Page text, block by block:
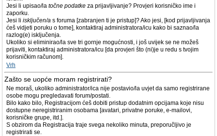
Jesi li upisao/la točne podatke za prijavljivanje? Provjeri korisničko ime i
zaporku.
Jesi li isključen/a s foruma [zabranjen ti je pristup]? Ako jesi, [kod prijavljivanja
ćeš vidjeti poruku o tome], kontaktiraj administratora/icu kako bi saznao/la
razlog(e) isključenja.
Ukoliko si eliminirao/la sve tri gornje mogućnosti, i još uvijek se ne možeš
prijaviti, kontaktiraj administratora/icu [da provjeri što (ni)je u redu s tvojim
korisničkim računom].
Vrh
Zašto se uopće moram registrirati?
Ne moraš, ukoliko administrator/ica nije postavio/la uvjet da samo registrirane
osobe mogu pregledavati forum/postati.
Bilo kako bilo, Registracijom ćeš dobiti pristup dodatnim opcijama koje nisu
dostupne neregistriranim osobama [avatari, privatne poruke, e-mailovi,
korisničke grupe, itd.].
S obzirom da Registracija traje svega nekoliko minuta, preporučljivo je
registrirati se.